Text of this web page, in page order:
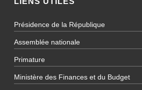
Présidence de la République
Assemblée nationale
Primature
Ministère des Finances et du Budget